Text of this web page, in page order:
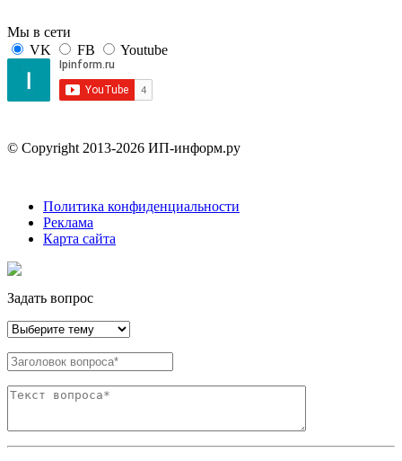
Мы в сети
VK
FB Youtube
© Copyright 2013-2026 ИП-информ.ру
Политика конфиденциальности
Реклама
Карта сайта
Задать вопрос